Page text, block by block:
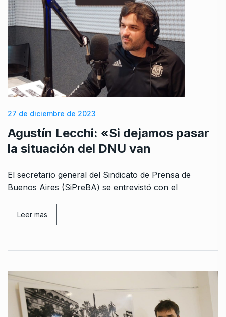
27 de diciembre de 2023
Agustín Lecchi: «Si dejamos pasar
la situación del DNU van
El secretario general del Sindicato de Prensa de
Buenos Aires (SiPreBA) se entrevistó con el
Leer mas